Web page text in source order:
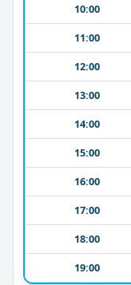
10:00
11:00
12:00
13:00
14:00
15:00
16:00
17:00
18:00
19:00